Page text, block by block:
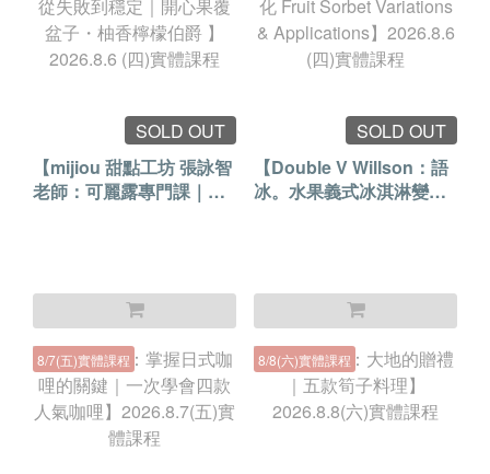
SOLD OUT
【mijiou 甜點工坊 張詠智
老師：可麗露專門課｜從
SOLD OUT
【Double V Willson：語
冰。水果義式冰淇淋變化
8/7(五)實體課程 8/8(六)實體課程